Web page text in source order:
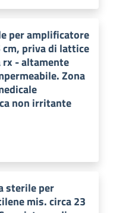
per amplificatore
priva di lattice
- altamente
Zona
non irritante
sterile per
mis. circa 23